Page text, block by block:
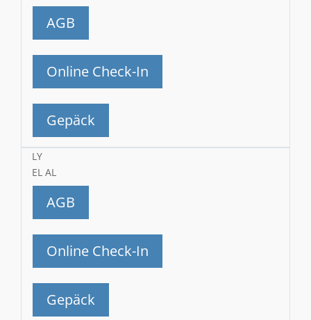
AGB
Online Check-In
Gepäck
LY
EL AL
AGB
Online Check-In
Gepäck